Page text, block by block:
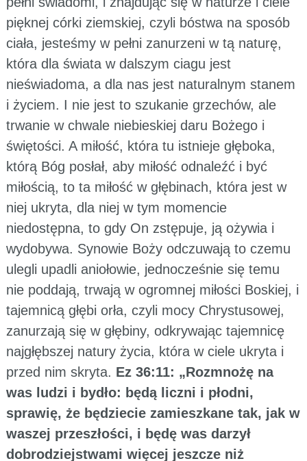
pięknej córki ziemskiej, czyli bóstwa na sposób
ciała, jesteśmy w pełni zanurzeni w tą naturę,
która dla świata w dalszym ciagu jest
nieświadoma, a dla nas jest naturalnym stanem
i życiem. I nie jest to szukanie grzechów, ale
trwanie w chwale niebieskiej daru Bożego i
świętości. A miłość, która tu istnieje głęboka,
którą Bóg posłał, aby miłość odnaleźć i być
miłością, to ta miłość w głębinach, która jest w
niej ukryta, dla niej w tym momencie
niedostępna, to gdy On zstępuje, ją ożywia i
wydobywa. Synowie Boży odczuwają to czemu
ulegli upadli aniołowie, jednocześnie się temu
nie poddają, trwają w ogromnej miłości Boskiej, i
tajemnicą głębi orła, czyli mocy Chrystusowej,
zanurzają się w głębiny, odkrywając tajemnicę
najgłębszej natury życia, która w ciele ukryta i
przed nim skryta. Ez 36:11: „Rozmnożę na
was ludzi i bydło: będą liczni i płodni,
sprawię, że będziecie zamieszkane tak, jak w
waszej przeszłości, i będę was darzył
dobrodziejstwami więcej jeszcze niż